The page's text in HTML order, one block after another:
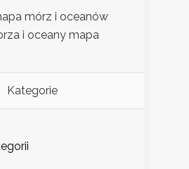
mórz i oceanów
i oceany mapa
Kategorie